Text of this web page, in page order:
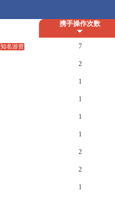
携手操作次数
知名游资 7
2
1
1
1
1
2
2
1